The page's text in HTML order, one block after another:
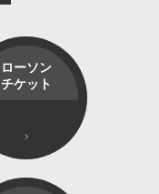
ローソン
チケット